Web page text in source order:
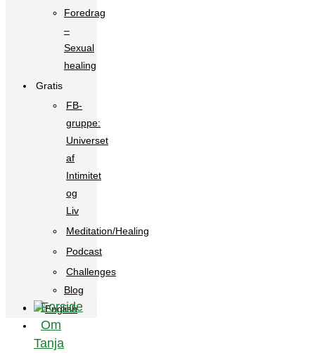
Foredrag
–
Sexual
healing
Gratis
FB-
gruppe:
Universet
af
Intimitet
og
Liv
Meditation/Healing
Podcast
Challenges
Blog
Forside
Om
Tanja